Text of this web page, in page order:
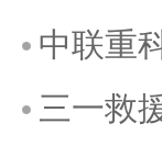
中联重
三一救